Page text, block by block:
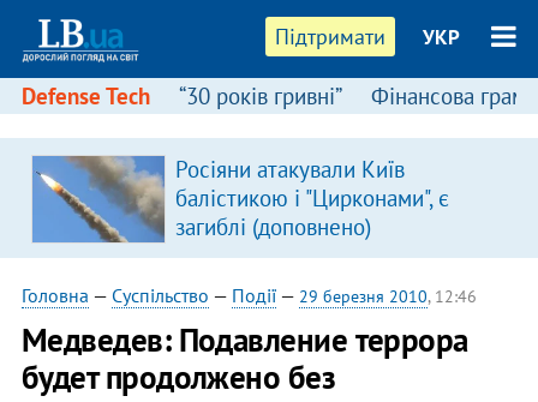
Підтримати УКР
Defense Tech “30 років гривні” Фінансова
Росіяни атакували Київ
балістикою і "Цирконами", є
загиблі (доповнено)
Головна — Суспільство — Події— 29 березня 2010, 12:46
Медведев: Подавление террора
будет продолжено без